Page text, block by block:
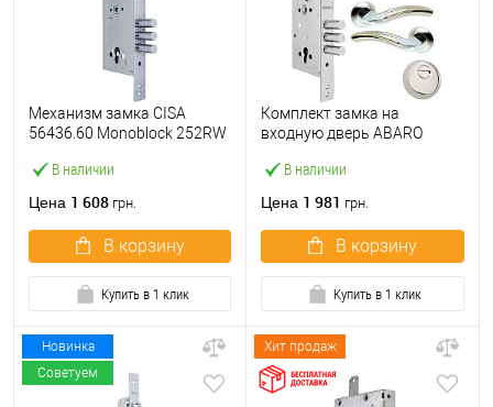
В наличии
Механизм замка CISA
56436.60 Monoblock 252RW
Цена 1 608 грн.
В корзину
Купить в 1 клик
В наличии
Комплект замка на
входную дверь ABARO
цилиндром B100,
никель
Цена 1 981 грн.
В корзину
Купить в 1 клик
Новинка
Советуем
Хит продаж